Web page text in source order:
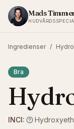
Hoppa till innehållet
Mads
Ingredienser /
Bra
INCI: